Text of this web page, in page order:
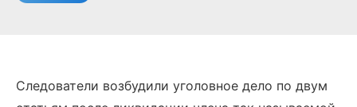
Следователи возбудили уголовное дело по двум